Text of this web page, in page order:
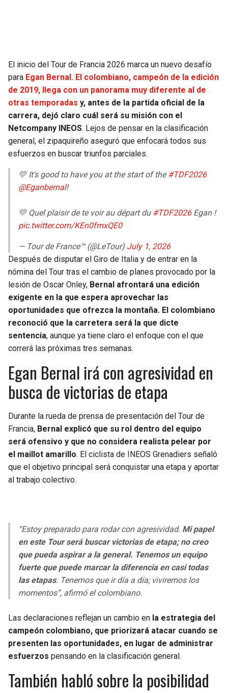
LIONS
PACKERS
VIKINGS
PANTHERS
SAINTS
NUGGETS
TIMBERWOLVES
THUNDER
JAZZ
El inicio del Tour de Francia 2026 marca un nuevo desafío
para Egan Bernal. El colombiano, campeón de la edición
de 2019, llega con un panorama muy diferente al de
otras temporadas y, antes de la partida oficial de la
carrera, dejó claro cuál será su misión con el
Netcompany INEOS. Lejos de pensar en la clasificación
general, el zipaquireño aseguró que enfocará todos sus
esfuerzos en buscar triunfos parciales.
💛 It's good to have you at the start of the#TDF2026
@Eganbernal!
💛 Quel plaisir de te voir au départ du #TDF2026Egan !
pic.twitter.com/KEn0fmxQE0
— Tour de France™ (@LeTour) July 1, 2026
Después de disputar el Giro de Italia y de entrar en la
nómina del Tour tras el cambio de planes provocado por la
lesión de Oscar Onley, Bernal afrontará una edición
exigente en la que espera aprovechar las
oportunidades que ofrezca la montaña. El colombiano
reconoció que la carretera será la que dicte
sentencia, aunque ya tiene claro el enfoque con el que
correrá las próximas tres semanas.
Egan Bernal irá con agresividad en
busca de victorias de etapa
Durante la rueda de prensa de presentación del Tour de
Francia, Bernal explicó que su rol dentro del equipo
será ofensivo y que no considera realista pelear por
el maillot amarillo. El ciclista de INEOS Grenadiers señaló
que el objetivo principal será conquistar una etapa y aportar
al trabajo colectivo.
“Estoy preparado para rodar con agresividad. Mi papel
en este Tour será buscar victorias de etapa; no creo
que pueda aspirar a la general. Tenemos un equipo
fuerte que puede marcar la diferencia en casi todas
las etapas. Tenemos que ir día a día; viviremos los
momentos”, afirmó el colombiano.
Las declaraciones reflejan un cambio en la estrategia del
campeón colombiano, que priorizará atacar cuando se
presenten las oportunidades, en lugar de administrar
esfuerzos pensando en la clasificación general.
También habló sobre la posibilidad